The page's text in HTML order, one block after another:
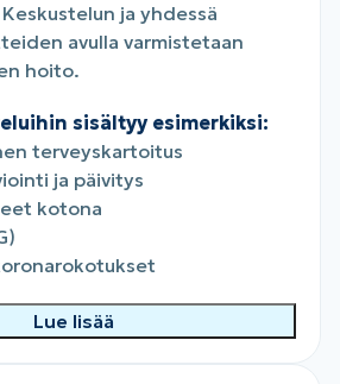
ja yhdessä
avulla varmistetaan
hoito.
sisältyy esimerkiksi:
terveyskartoitus
ja päivitys
kotona
Lue lisää